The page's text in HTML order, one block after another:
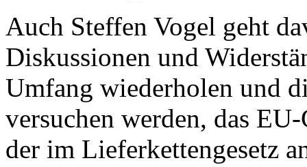
Auch Steffen Vogel geht
Diskussionen und
Umfang wiederholen und
versuchen werden, das
der im Lieferkettengesetz